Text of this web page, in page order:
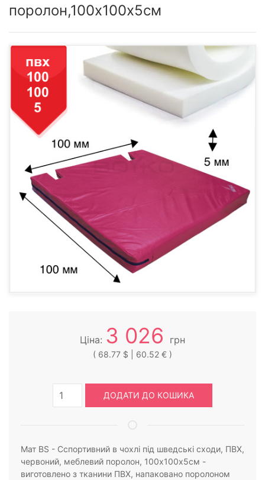
поролон,100х100х5см
Ціна: 3 026 грн
( 68.77 $ | 60.52 € )
ДОДАТИ ДО КОШИКА
Мат BS - Cспортивний в чохлі під шведські сходи, ПВХ,
червоний, меблевий поролон, 100х100х5см -
виготовлено з тканини ПВХ, напаковано поролоном